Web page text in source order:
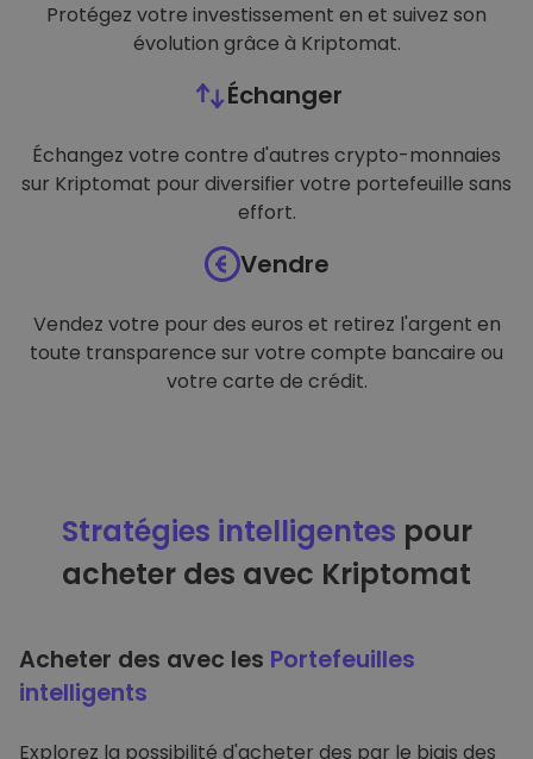
Protégez votre investissement en et suivez son
évolution grâce à Kriptomat.
Échanger
Échangez votre contre d'autres crypto-monnaies
sur Kriptomat pour diversifier votre portefeuille sans
effort.
Vendre
Vendez votre pour des euros et retirez l'argent en
toute transparence sur votre compte bancaire ou
votre carte de crédit.
Stratégies intelligentes pour
acheter des avec Kriptomat
Acheter des avec les Portefeuilles
intelligents
Explorez la possibilité d'acheter des par le biais des